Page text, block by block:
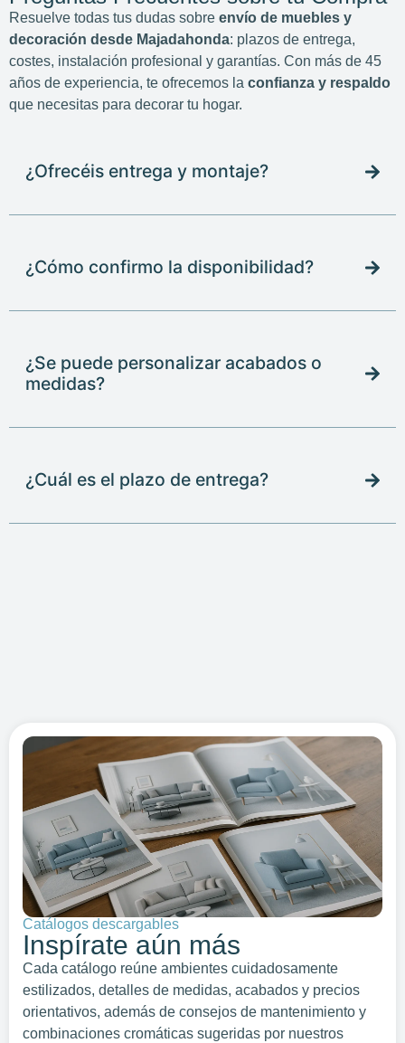
Resuelve todas tus dudas sobre envío de muebles y
decoración desde Majadahonda: plazos de entrega,
costes, instalación profesional y garantías. Con más de 45
años de experiencia, te ofrecemos la confianza y respaldo
que necesitas para decorar tu hogar.
¿Ofrecéis entrega y montaje?
¿Cómo confirmo la disponibilidad?
¿Se puede personalizar acabados o
medidas?
¿Cuál es el plazo de entrega?
Catálogos descargables
Inspírate aún más
Cada catálogo reúne ambientes cuidadosamente
estilizados, detalles de medidas, acabados y precios
orientativos, además de consejos de mantenimiento y
combinaciones cromáticas sugeridas por nuestros